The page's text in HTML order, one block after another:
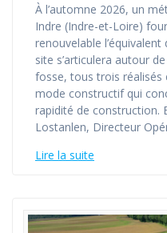
À l’automne 2026, un
Indre (Indre-et-Loire)
renouvelable
site s’articulera autour
fosse, tous trois réalisés
mode constructif qui
rapidité de construction.
Lostanlen, Directeur
Lire la suite